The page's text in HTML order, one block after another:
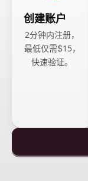
创建账户
2分钟内注册，
最低仅需$15，
快速验证。